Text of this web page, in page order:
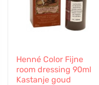
Henné Color Fijne
room dressing 90ml
Kastanje goud